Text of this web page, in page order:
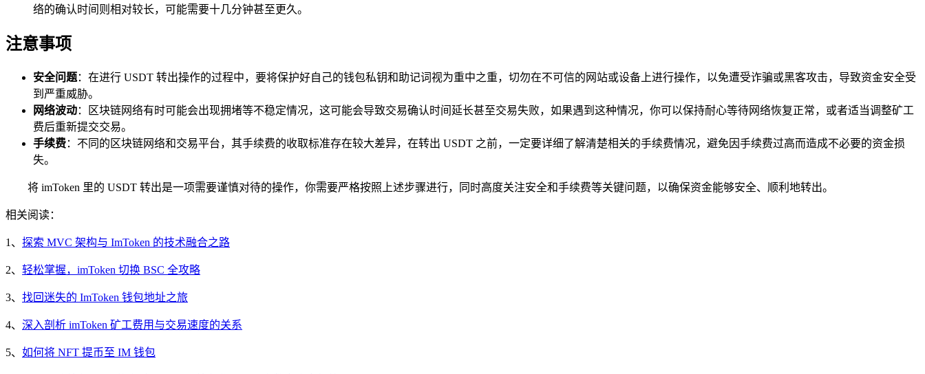
络的确认时间则相对较长，可能需要十几分钟甚至更久。
注意事项
安全问题：在进行 USDT 转出操作的过程中，要将保护好自己的钱包私钥和助记词视为重中之重，切勿在不可信的网站或设备上进行操作，以免遭受诈骗或黑客攻击，导致资金安全受
到严重威胁。
网络波动：区块链网络有时可能会出现拥堵等不稳定情况，这可能会导致交易确认时间延长甚至交易失败，如果遇到这种情况，你可以保持耐心等待网络恢复正常，或者适当调整矿工
费后重新提交交易。
手续费：不同的区块链网络和交易平台，其手续费的收取标准存在较大差异，在转出 USDT 之前，一定要详细了解清楚相关的手续费情况，避免因手续费过高而造成不必要的资金损
失。
将 imToken 里的 USDT 转出是一项需要谨慎对待的操作，你需要严格按照上述步骤进行，同时高度关注安全和手续费等关键问题，以确保资金能够安全、顺利地转出。
相关阅读：
1、 探索 MVC 架构与 ImToken 的技术融合之路
2、 轻松掌握，imToken 切换 BSC 全攻略
3、 找回迷失的 ImToken 钱包地址之旅
4、 深入剖析 imToken 矿工费用与交易速度的关系
5、 如何将 NFT 提币至 IM 钱包